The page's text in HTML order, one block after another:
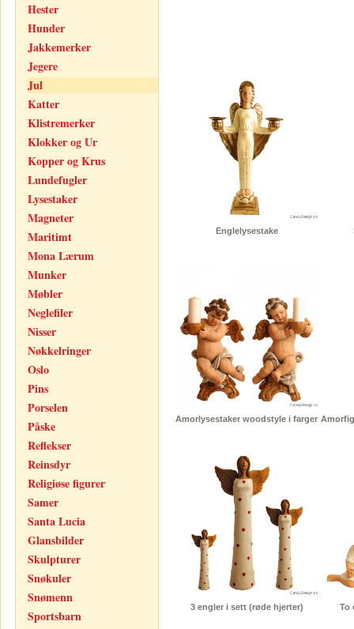
Hester
Hunder
Jakkemerker
Jegere
Jul
Katter
Klistremerker
Klokker og Ur
Kopper og Krus
Lundefugler
Lysestaker
Magneter
Maritimt
Mona Lærum
Munker
Møbler
Neglefiler
Nisser
Nøkkelringer
Oslo
Pins
Porselen
Påske
Reflekser
Reinsdyr
Religiøse figurer
Samer
Santa Lucia
Glansbilder
Skulpturer
Snøkuler
Snømenn
Sportsbarn
Englelysestake
Amorlysestaker woodstyle i farger
3 engler i sett (røde hjerter) To